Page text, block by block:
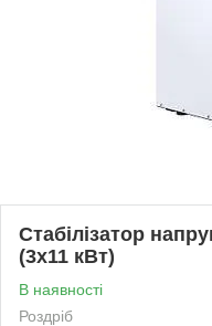
Стабілізатор
(3х11 кВт)
В наявності
Роздріб